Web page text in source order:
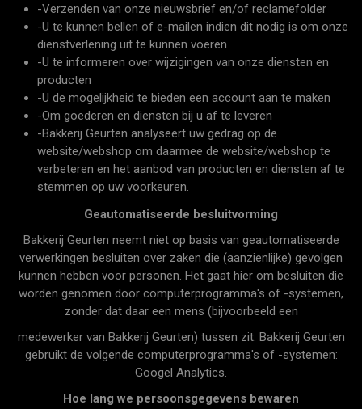
-Verzenden van onze nieuwsbrief en/of reclamefolder
-U te kunnen bellen of e-mailen indien dit nodig is om onze
dienstverlening uit te kunnen voeren
-U te informeren over wijzigingen van onze diensten en
producten
-U de mogelijkheid te bieden een account aan te maken
-Om goederen en diensten bij u af te leveren
-Bakkerij Geurten analyseert uw gedrag op de
website/webshop om daarmee de website/webshop te
verbeteren en het aanbod van producten en diensten af te
stemmen op uw voorkeuren.
Geautomatiseerde besluitvorming
Bakkerij Geurten neemt niet op basis van geautomatiseerde
verwerkingen besluiten over zaken die (aanzienlijke) gevolgen
kunnen hebben voor personen. Het gaat hier om besluiten die
worden genomen door computerprogramma's of -systemen,
zonder dat daar een mens (bijvoorbeeld een
medewerker van Bakkerij Geurten) tussen zit. Bakkerij Geurten
gebruikt de volgende computerprogramma's of -systemen:
Googel Analytics.
Hoe lang we persoonsgegevens bewaren